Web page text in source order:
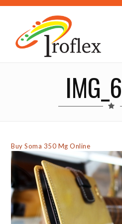
Buy Soma 350 Mg Online